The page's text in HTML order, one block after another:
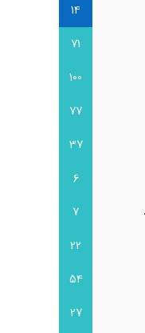
14
71
100
77
37
6
7
22
54
27